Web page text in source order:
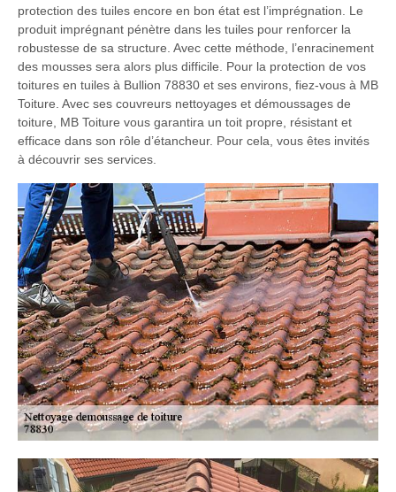
protection des tuiles encore en bon état est l’imprégnation. Le
produit imprégnant pénètre dans les tuiles pour renforcer la
robustesse de sa structure. Avec cette méthode, l’enracinement
des mousses sera alors plus difficile. Pour la protection de vos
toitures en tuiles à Bullion 78830 et ses environs, fiez-vous à MB
Toiture. Avec ses couvreurs nettoyages et démoussages de
toiture, MB Toiture vous garantira un toit propre, résistant et
efficace dans son rôle d’étancheur. Pour cela, vous êtes invités
à découvrir ses services.